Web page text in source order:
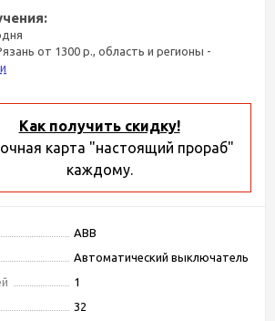
от 1300 р., область и регионы -
Как получить скидку!
карта "настоящий прораб"
каждому.
ABB
Автоматический выключатель
1
32